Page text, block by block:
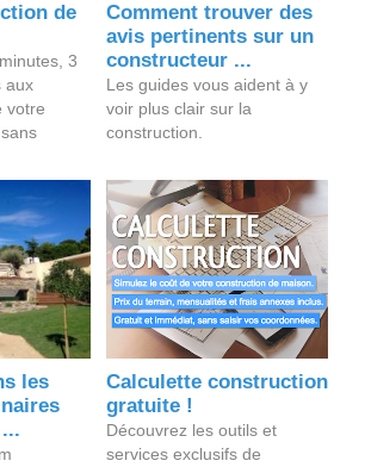
de
3
aux
votre
Comment trouver des
avis pertinents sur un
constructeur ...
Les guides vous aident à y
voir plus clair sur la
construction.
les
Calculette construction
gratuite !
Découvrez les outils et
services exclusifs de